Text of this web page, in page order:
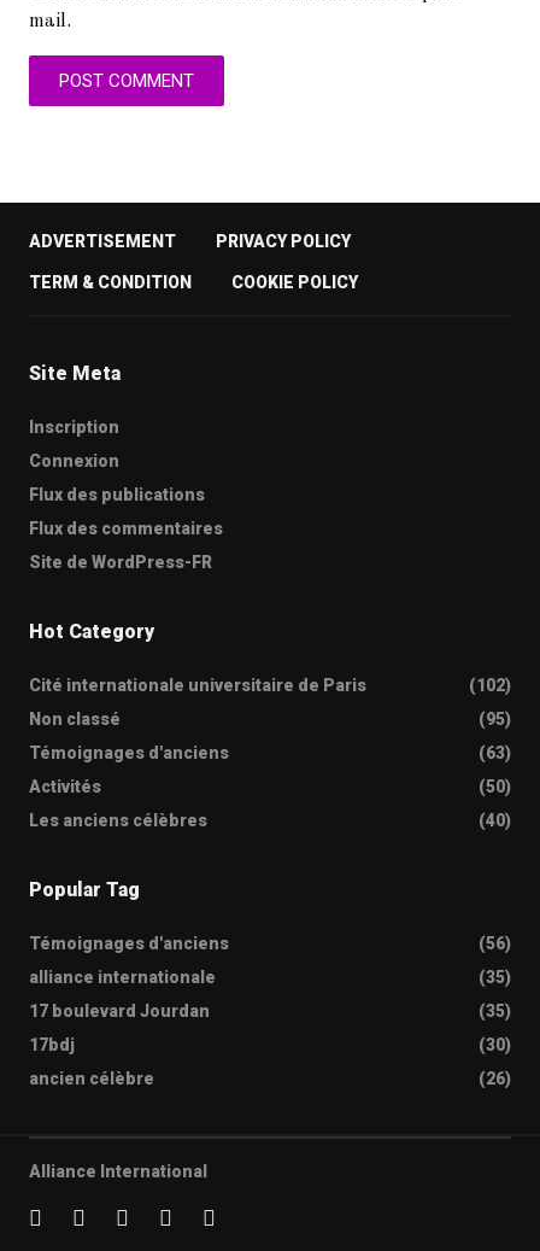
mail.
ADVERTISEMENT PRIVACY POLICY
TERM & CONDITION COOKIE POLICY
Site Meta
Inscription
Connexion
Flux des publications
Flux des commentaires
Site de WordPress-FR
Hot Category
Cité internationale universitaire de Paris
(102)
Non classé
(95)
Témoignages d'anciens
(63)
Activités
(50)
Les anciens célèbres
(40)
Popular Tag
Témoignages d'anciens
(56)
alliance internationale
(35)
17 boulevard Jourdan
(35)
17bdj
(30)
ancien célèbre
(26)
Alliance International